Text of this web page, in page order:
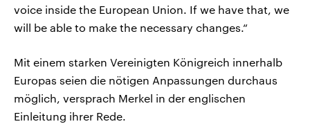
voice inside the European Union. If we have that, we
will be able to make the necessary changes.“
Mit einem starken Vereinigten Königreich innerhalb
Europas seien die nötigen Anpassungen durchaus
möglich, versprach Merkel in der englischen
Einleitung ihrer Rede.